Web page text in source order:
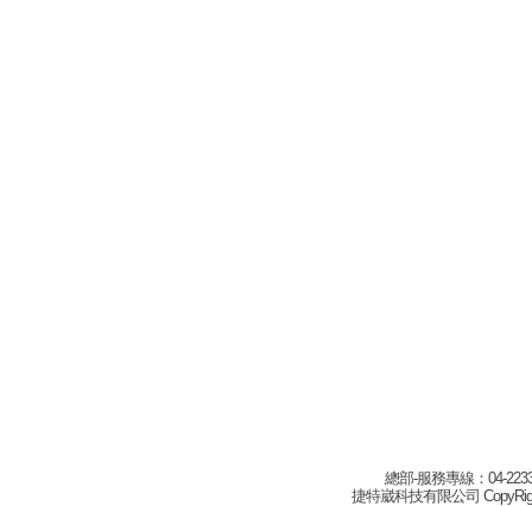
總部-服務專線：04-
捷特崴科技有限公司